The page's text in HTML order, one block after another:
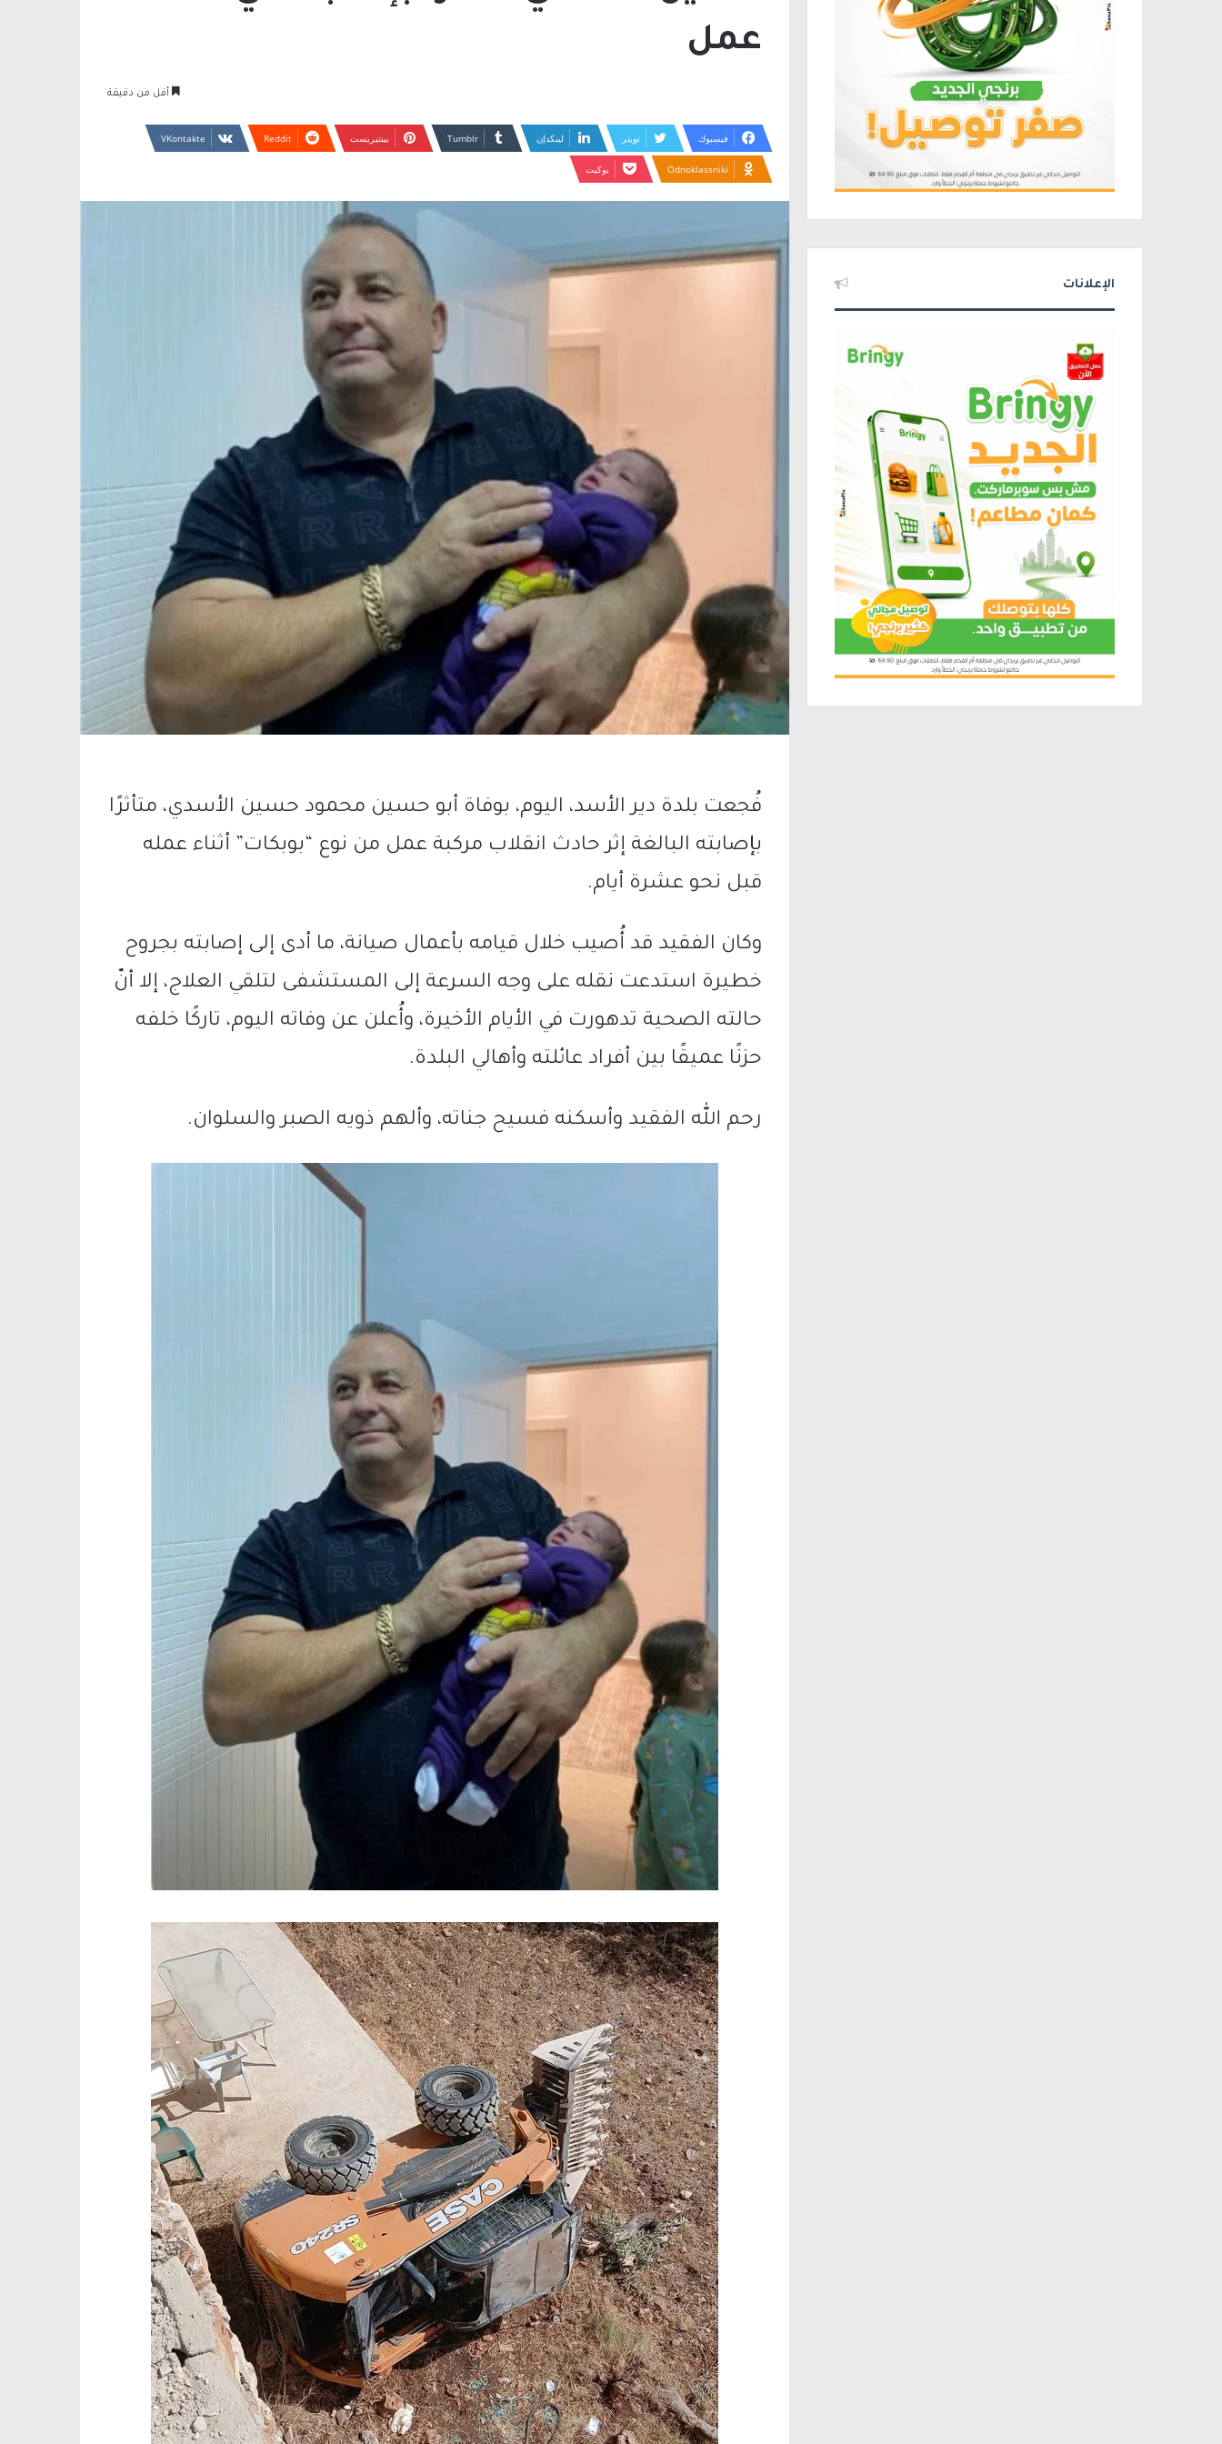
عمل
أقل من دقيقة
فيسبوك تويتر لينكدإن بينتيريست
Odnoklassniki بوكيت
فُجعت بلدة دير الأسد، اليوم، بوفاة أبو حسين محمود حسين الأسدي، متأثرًا
بإصابته البالغة إثر حادث انقلاب مركبة عمل من نوع “بوبكات” أثناء عمله
قبل نحو عشرة أيام.
وكان الفقيد قد أُصيب خلال قيامه بأعمال صيانة، ما أدى إلى إصابته بجروح
خطيرة استدعت نقله على وجه السرعة إلى المستشفى لتلقي العلاج، إلا أنّ
حالته الصحية تدهورت في الأيام الأخيرة، وأُعلن عن وفاته اليوم، تاركًا خلفه
حزنًا عميقًا بين أفراد عائلته وأهالي البلدة.
رحم الله الفقيد وأسكنه فسيح جناته، وألهم ذويه الصبر والسلوان.
الإعلانات